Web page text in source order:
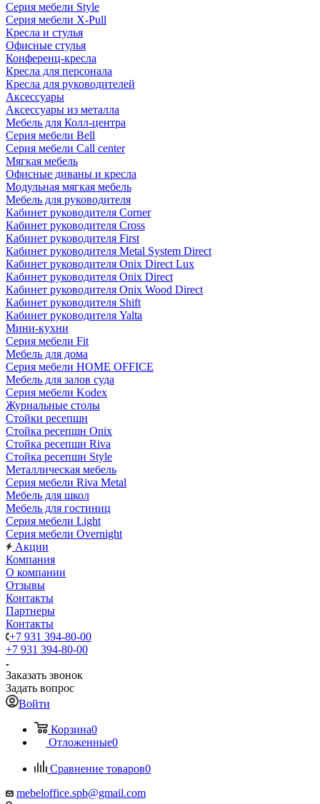
Серия мебели Style
Серия мебели X-Pull
Кресла и стулья
Офисные стулья
Конференц-кресла
Кресла для персонала
Кресла для руководителей
Аксессуары
Аксессуары из металла
Мебель для Колл-центра
Серия мебели Bell
Серия мебели Call center
Мягкая мебель
Офисные диваны и кресла
Модульная мягкая мебель
Мебель для руководителя
Кабинет руководителя Corner
Кабинет руководителя Cross
Кабинет руководителя First
Кабинет руководителя Metal System Direct
Кабинет руководителя Onix Direct Lux
Кабинет руководителя Onix Direct
Кабинет руководителя Onix Wood Direct
Кабинет руководителя Shift
Кабинет руководителя Yalta
Мини-кухни
Серия мебели Fit
Мебель для дома
Серия мебели HOME OFFICE
Мебель для залов суда
Серия мебели Kodex
Журнальные столы
Стойки ресепшн
Стойка ресепшн Onix
Стойка ресепшн Riva
Стойка ресепшн Style
Металлическая мебель
Серия мебели Riva Metal
Мебель для школ
Мебель для гостиниц
Серия мебели Light
Серия мебели Overnight
Акции
Компания
О компании
Отзывы
Контакты
Партнеры
Контакты
+7 931 394-80-00
+7 931 394-80-00
Заказать звонок
Задать вопрос
Войти
Корзина0
Отложенные0
Сравнение товаров0
mebeloffice.spb@gmail.com